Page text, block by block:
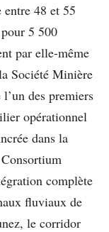
48 et 55
5 500
par elle-même
Société Minière
des premiers
opérationnel
dans la
complète
fluviaux de
le corridor